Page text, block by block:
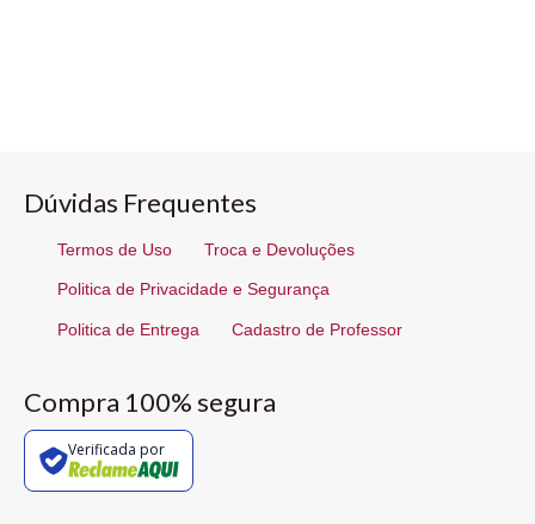
Dúvidas Frequentes
Termos de Uso Troca e Devoluções
Politica de Privacidade e Segurança
Politica de Entrega Cadastro de Professor
Compra 100% segura
Verificada por